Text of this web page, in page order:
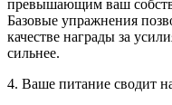
превышающим ваш
Базовые упражнения
качестве награды за
сильнее.
4. Ваше питание сводит